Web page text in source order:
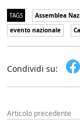
TAGS Assemblea
evento nazionale
Condividi su:
Articolo precedente